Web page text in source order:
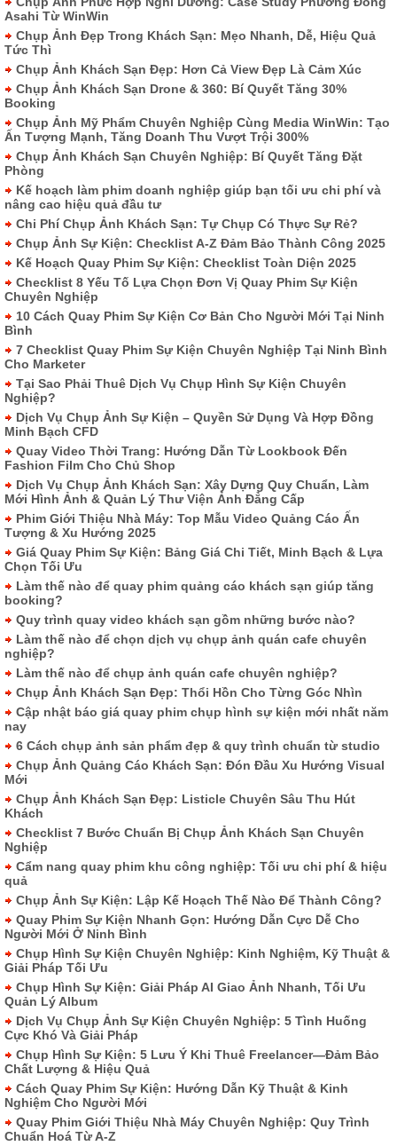
Asahi Từ WinWin
Chụp Ảnh Đẹp Trong Khách Sạn: Mẹo Nhanh, Dễ, Hiệu Quả
Tức Thì
Chụp Ảnh Khách Sạn Đẹp: Hơn Cả View Đẹp Là Cảm Xúc
Chụp Ảnh Khách Sạn Drone & 360: Bí Quyết Tăng 30%
Booking
Chụp Ảnh Mỹ Phẩm Chuyên Nghiệp Cùng Media WinWin: Tạo
Ấn Tượng Mạnh, Tăng Doanh Thu Vượt Trội 300%
Chụp Ảnh Khách Sạn Chuyên Nghiệp: Bí Quyết Tăng Đặt
Phòng
Kế hoạch làm phim doanh nghiệp giúp bạn tối ưu chi phí và
nâng cao hiệu quả đầu tư
Chi Phí Chụp Ảnh Khách Sạn: Tự Chụp Có Thực Sự Rẻ?
Chụp Ảnh Sự Kiện: Checklist A-Z Đảm Bảo Thành Công 2025
Kế Hoạch Quay Phim Sự Kiện: Checklist Toàn Diện 2025
Checklist 8 Yếu Tố Lựa Chọn Đơn Vị Quay Phim Sự Kiện
Chuyên Nghiệp
10 Cách Quay Phim Sự Kiện Cơ Bản Cho Người Mới Tại Ninh
Bình
7 Checklist Quay Phim Sự Kiện Chuyên Nghiệp Tại Ninh Bình
Cho Marketer
Tại Sao Phải Thuê Dịch Vụ Chụp Hình Sự Kiện Chuyên
Nghiệp?
Dịch Vụ Chụp Ảnh Sự Kiện – Quyền Sử Dụng Và Hợp Đồng
Minh Bạch CFD
Quay Video Thời Trang: Hướng Dẫn Từ Lookbook Đến
Fashion Film Cho Chủ Shop
Dịch Vụ Chụp Ảnh Khách Sạn: Xây Dựng Quy Chuẩn, Làm
Mới Hình Ảnh & Quản Lý Thư Viện Ảnh Đẳng Cấp
Phim Giới Thiệu Nhà Máy: Top Mẫu Video Quảng Cáo Ấn
Tượng & Xu Hướng 2025
Giá Quay Phim Sự Kiện: Bảng Giá Chi Tiết, Minh Bạch & Lựa
Chọn Tối Ưu
Làm thế nào để quay phim quảng cáo khách sạn giúp tăng
booking?
Quy trình quay video khách sạn gồm những bước nào?
Làm thế nào để chọn dịch vụ chụp ảnh quán cafe chuyên
nghiệp?
Làm thế nào để chụp ảnh quán cafe chuyên nghiệp?
Chụp Ảnh Khách Sạn Đẹp: Thổi Hồn Cho Từng Góc Nhìn
Cập nhật báo giá quay phim chụp hình sự kiện mới nhất năm
nay
6 Cách chụp ảnh sản phẩm đẹp & quy trình chuẩn từ studio
Chụp Ảnh Quảng Cáo Khách Sạn: Đón Đầu Xu Hướng Visual
Mới
Chụp Ảnh Khách Sạn Đẹp: Listicle Chuyên Sâu Thu Hút
Khách
Checklist 7 Bước Chuẩn Bị Chụp Ảnh Khách Sạn Chuyên
Nghiệp
Cẩm nang quay phim khu công nghiệp: Tối ưu chi phí & hiệu
quả
Chụp Ảnh Sự Kiện: Lập Kế Hoạch Thế Nào Để Thành Công?
Quay Phim Sự Kiện Nhanh Gọn: Hướng Dẫn Cực Dễ Cho
Người Mới Ở Ninh Bình
Chụp Hình Sự Kiện Chuyên Nghiệp: Kinh Nghiệm, Kỹ Thuật &
Giải Pháp Tối Ưu
Chụp Hình Sự Kiện: Giải Pháp AI Giao Ảnh Nhanh, Tối Ưu
Quản Lý Album
Dịch Vụ Chụp Ảnh Sự Kiện Chuyên Nghiệp: 5 Tình Huống
Cực Khó Và Giải Pháp
Chụp Hình Sự Kiện: 5 Lưu Ý Khi Thuê Freelancer—Đảm Bảo
Chất Lượng & Hiệu Quả
Cách Quay Phim Sự Kiện: Hướng Dẫn Kỹ Thuật & Kinh
Nghiệm Cho Người Mới
Quay Phim Giới Thiệu Nhà Máy Chuyên Nghiệp: Quy Trình
Chuẩn Hoá Từ A-Z